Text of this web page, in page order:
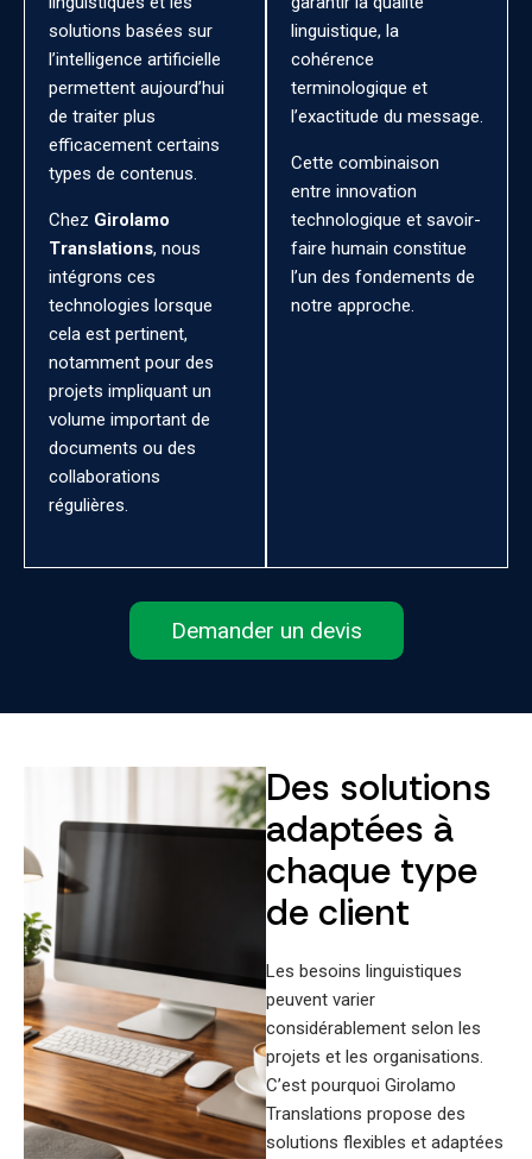
solutions basées sur
l’intelligence artificielle
permettent aujourd’hui
de traiter plus
efficacement certains
types de contenus.
Chez Girolamo
Translations, nous
intégrons ces
technologies lorsque
cela est pertinent,
notamment pour des
projets impliquant un
volume important de
documents ou des
collaborations
régulières.
linguistique, la
cohérence
terminologique et
l’exactitude du message.
Cette combinaison
entre innovation
technologique et savoir-
faire humain constitue
l’un des fondements de
notre approche.
Demander un devis
Des solutions
adaptées à
chaque type
de client
Les besoins linguistiques
peuvent varier
considérablement selon les
projets et les organisations.
C’est pourquoi Girolamo
Translations propose des
solutions flexibles et adaptées